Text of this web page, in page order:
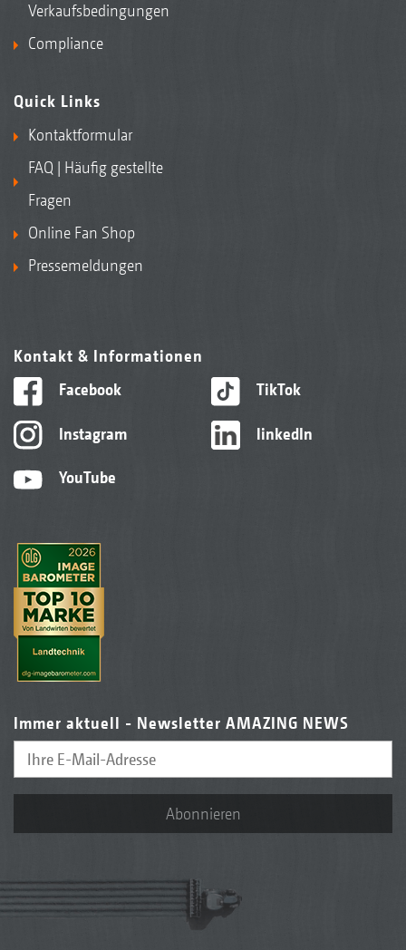
Verkaufsbedingungen
Compliance
Quick Links
Kontaktformular
FAQ | Häufig gestellte
Fragen
Online Fan Shop
Pressemeldungen
Kontakt & Informationen
Facebook
Instagram
YouTube
TikTok
linkedIn
Immer aktuell - Newsletter AMAZING NEWS
Abonnieren